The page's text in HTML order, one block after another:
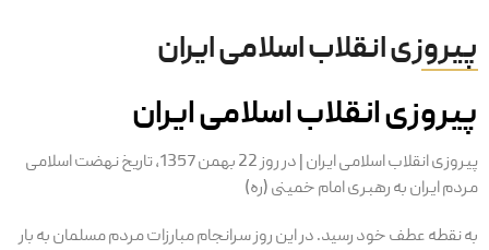
پیروزی انقلاب اسلامی ایران
پیروزی انقلاب اسلامی ایران
پیروزی انقلاب اسلامی ایران | در روز 22 بهمن 1357، تاریخ نهضت اسلامی
مردم ایران به رهبری امام خمینی (ره)
به نقطه عطف خود رسید. در این روز سرانجام مبارزات مردم مسلمان به بار